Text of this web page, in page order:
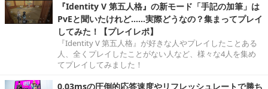
『Identity V 第五人格』の新モード「手記の加筆」は
PvEと聞いたけれど……実際どうなの？集まってプレイ
してみた！【プレイレポ】
『Identity V 第五人格』が好きな人やプレイしたことある
人、全くプレイしたことがない人など、様々な4人を集め
てプレイしてみました！
0.03msの圧倒的応答速度やリフレッシュレートで勝ち